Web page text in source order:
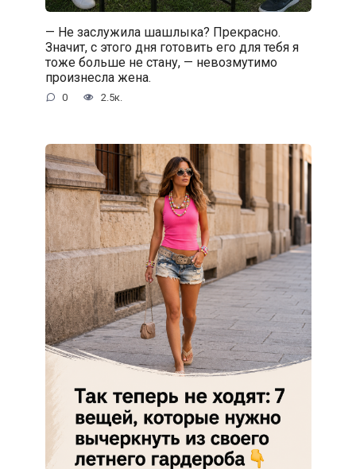
— Не заслужила шашлыка? Прекрасно.
Значит, с этого дня готовить его для тебя я
тоже больше не стану, — невозмутимо
произнесла жена.
0 2.5к.